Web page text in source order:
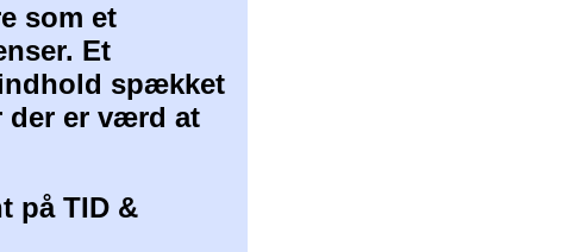
som et
Et
spækket
der er værd at
på TID &